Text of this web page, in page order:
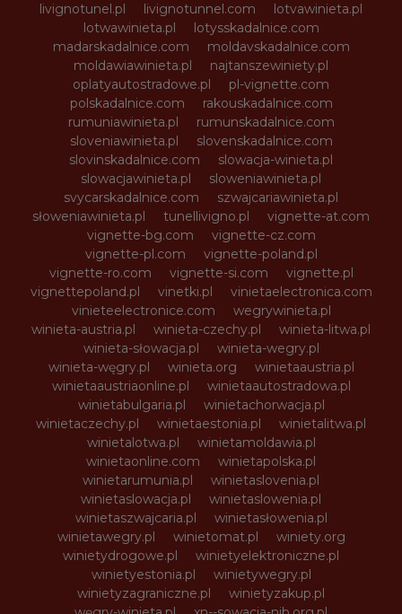
livignotunel.pl
livignotunnel.com
lotvawinieta.pl
lotwawinieta.pl
lotysskadalnice.com
madarskadalnice.com
moldavskadalnice.com
moldawiawinieta.pl
najtanszewiniety.pl
oplatyautostradowe.pl
pl-vignette.com
polskadalnice.com
rakouskadalnice.com
rumuniawinieta.pl
rumunskadalnice.com
sloveniawinieta.pl
slovenskadalnice.com
slovinskadalnice.com
slowacja-winieta.pl
slowacjawinieta.pl
sloweniawinieta.pl
svycarskadalnice.com
szwajcariawinieta.pl
słoweniawinieta.pl
tunellivigno.pl
vignette-at.com
vignette-bg.com
vignette-cz.com
vignette-pl.com
vignette-poland.pl
vignette-ro.com
vignette-si.com
vignette.pl
vignettepoland.pl
vinetki.pl
vinietaelectronica.com
vinieteelectronice.com
wegrywinieta.pl
winieta-austria.pl
winieta-czechy.pl
winieta-litwa.pl
winieta-słowacja.pl
winieta-wegry.pl
winieta-węgry.pl
winieta.org
winietaaustria.pl
winietaaustriaonline.pl
winietaautostradowa.pl
winietabulgaria.pl
winietachorwacja.pl
winietaczechy.pl
winietaestonia.pl
winietalitwa.pl
winietalotwa.pl
winietamoldawia.pl
winietaonline.com
winietapolska.pl
winietarumunia.pl
winietaslovenia.pl
winietaslowacja.pl
winietaslowenia.pl
winietaszwajcaria.pl
winietasłowenia.pl
winietawegry.pl
winietomat.pl
winiety.org
winietydrogowe.pl
winietyelektroniczne.pl
winietyestonia.pl
winietywegry.pl
winietyzagraniczne.pl
winietyzakup.pl